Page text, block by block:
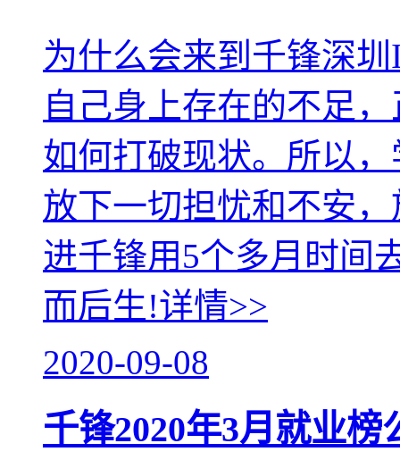
为什么会来到千锋深
自己身上存在的不足
如何打破现状。所以
放下一切担忧和不安
进千锋用5个多月时间
而后生!详情>>
2020-09-08
千锋2020年3月就业